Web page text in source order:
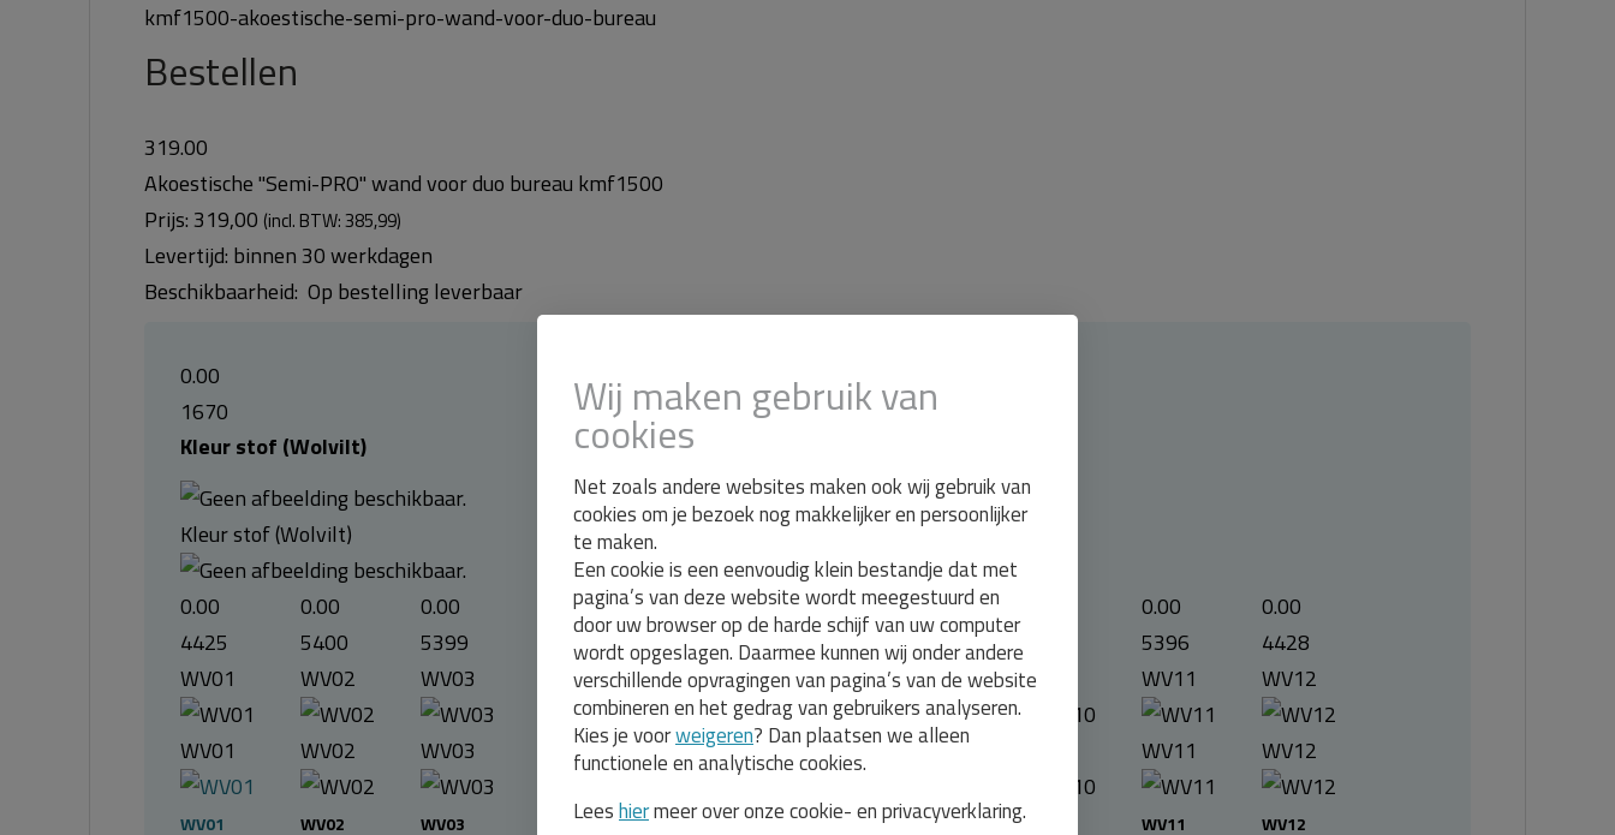
Wij maken gebruik van
cookies
Net zoals andere websites maken ook wij gebruik van
cookies om je bezoek nog makkelijker en persoonlijker
te maken.
Een cookie is een eenvoudig klein bestandje dat met
pagina’s van deze website wordt meegestuurd en
door uw browser op de harde schijf van uw computer
wordt opgeslagen. Daarmee kunnen wij onder andere
verschillende opvragingen van pagina’s van de website
combineren en het gedrag van gebruikers analyseren.
Kies je voorweigeren? Dan plaatsen we alleen
functionele en analytische cookies.
Leeshiermeer over onze cookie- en privacyverklaring.
kmf1500-akoestische-semi-pro-wand-voor-duo-bureau
Bestellen
319.00
Akoestische ''Semi-PRO'' wand voor duo bureau kmf1500
Prijs: 319,00 (incl. BTW: 385,99)
Levertijd: binnen 30 werkdagen
Beschikbaarheid: Op bestelling leverbaar
0.00
1670
Kleur stof (Wolvilt)
Kleur stof (Wolvilt)
0.00
4425
WV01
WV01
WV01
0.00
5400
WV02
WV02
WV02
0.00
5399
WV03
WV03
WV03
0.00
11769
WV04
WV04
WV04
0.00
5397
WV07
WV07
WV07
0.00
5402
WV08
WV08
WV08
0.00
4424
WV09
WV09
WV09
5398
WV10
WV10
0.00
5396
WV11
WV11
WV11
0.00
4428
WV12
WV12
WV12